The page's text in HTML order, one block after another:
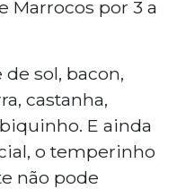
Marrocos por 3 a
de sol, bacon,
castanha,
E ainda
o temperinho
não pode